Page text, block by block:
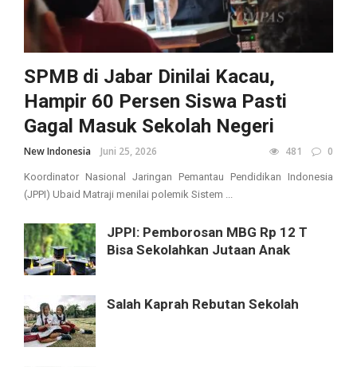
SPMB di Jabar Dinilai Kacau,
Hampir 60 Persen Siswa Pasti
Gagal Masuk Sekolah Negeri
New Indonesia Juni 25, 2026 481 0
Koordinator Nasional Jaringan Pemantau Pendidikan Indonesia
(JPPI) Ubaid Matraji menilai polemik Sistem ...
JPPI: Pemborosan MBG Rp 12 T
Bisa Sekolahkan Jutaan Anak
Salah Kaprah Rebutan Sekolah